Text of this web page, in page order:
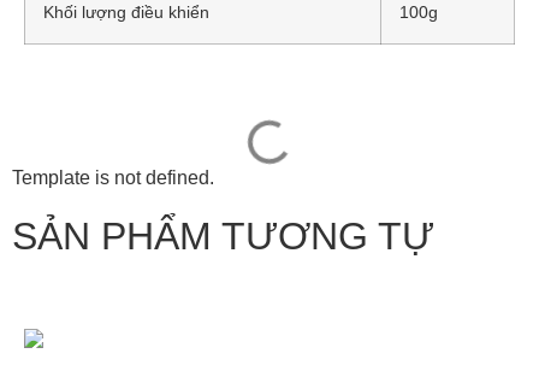
Khối lượng điều khiển 100g
Template is not defined.
SẢN PHẨM TƯƠNG TỰ